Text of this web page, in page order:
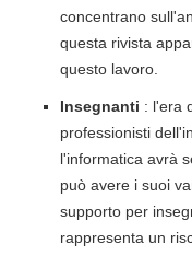
concentrano
questa rivista
questo lavoro.
Insegnanti : l'era
professionisti
l'informatica avrà
può avere i suoi
supporto per
rappresenta un